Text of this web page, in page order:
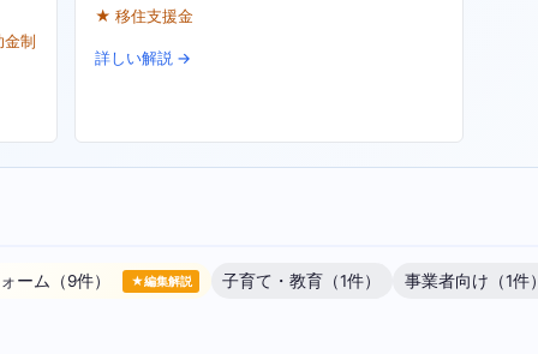
制
★ 移住支援金
詳しい解説 →
ーム（9件） ★編集解説 子育て・教育（1件） 事業者向け（1件